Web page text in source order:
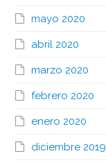
mayo 2020
abril 2020
marzo 2020
febrero 2020
enero 2020
diciembre 2019